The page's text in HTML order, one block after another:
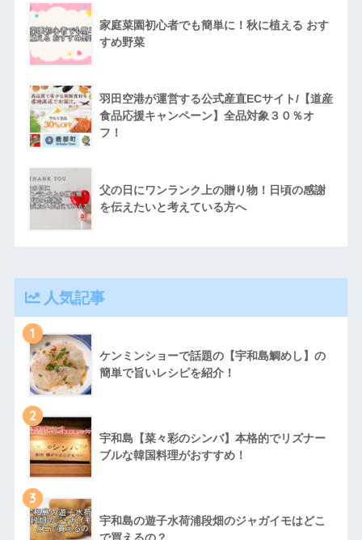
家庭菜園初心者でも簡単に！秋に植える おす
すめ野菜
羽田空港が運営する公式産直ECサイト/【道産
食品応援キャンペーン】全品対象３０％オ
フ！
父の日にワンランク上の贈り物！日頃の感謝
を伝えたいと考えている方へ
人気記事
1
ケンミンショーで話題の【宇和島鯛めし】の
簡単で旨いレシピを紹介！
2
宇和島【菜々彩のシンバ】本格的でリズナー
ブルな韓国料理がおすすめ！
3
宇和島の遊子水荷浦段畑のジャガイモはどこ
で買えるの？